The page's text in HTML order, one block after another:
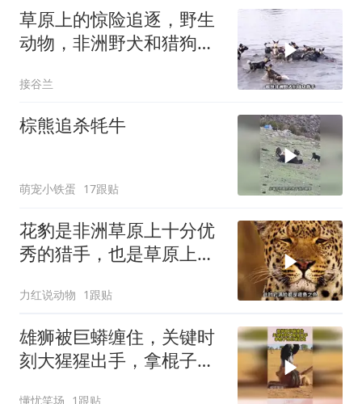
草原上的惊险追逐，野生
动物，非洲野犬和猎狗大
接谷兰
棕熊追杀牦牛
萌宠小铁蛋 17跟贴
花豹是非洲草原上十分优
秀的猎手，也是草原上得
力红说动物 1跟贴
雄狮被巨蟒缠住，关键时
刻大猩猩出手，拿棍子把
懂忧笑场 1跟贴